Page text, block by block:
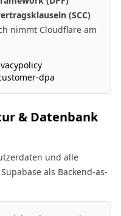
(SCC)
nimmt Cloudflare am
dpa
& Datenbank
und alle
als Backend-as-